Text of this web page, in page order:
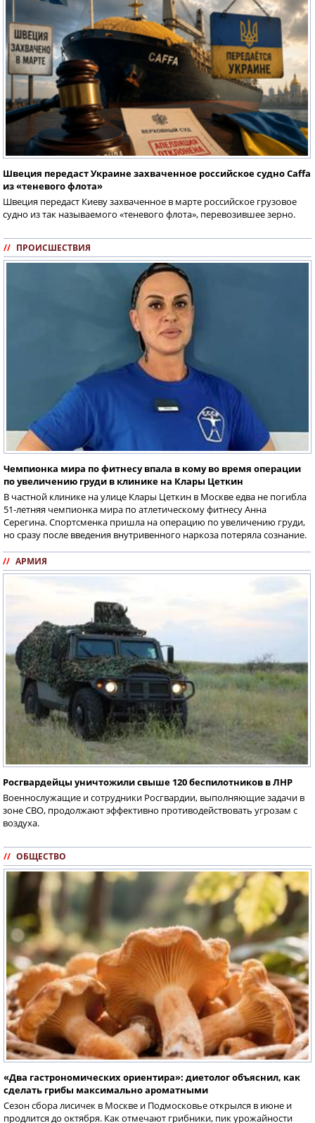
Швеция передаст Украине захваченное российское судно Caffa
из «теневого флота»
Швеция передаст Киеву захваченное в марте российское грузовое
судно из так называемого «теневого флота», перевозившее зерно.
// ПРОИСШЕСТВИЯ
Чемпионка мира по фитнесу впала в кому во время операции
по увеличению груди в клинике на Клары Цеткин
В частной клинике на улице Клары Цеткин в Москве едва не погибла
51-летняя чемпионка мира по атлетическому фитнесу Анна
Серегина. Спортсменка пришла на операцию по увеличению груди,
но сразу после введения внутривенного наркоза потеряла сознание.
// АРМИЯ
Росгвардейцы уничтожили свыше 120 беспилотников в ЛНР
Военнослужащие и сотрудники Росгвардии, выполняющие задачи в
зоне СВО, продолжают эффективно противодействовать угрозам с
воздуха.
// ОБЩЕСТВО
«Два гастрономических ориентира»: диетолог объяснил, как
сделать грибы максимально ароматными
Сезон сбора лисичек в Москве и Подмосковье открылся в июне и
продлится до октября. Как отмечают грибники, пик урожайности